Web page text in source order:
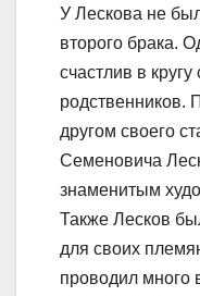
У Лескова не
второго брака.
счастлив в
родственников.
другом своего
Семеновича
знаменитым
Также Лесков
для своих
проводил много